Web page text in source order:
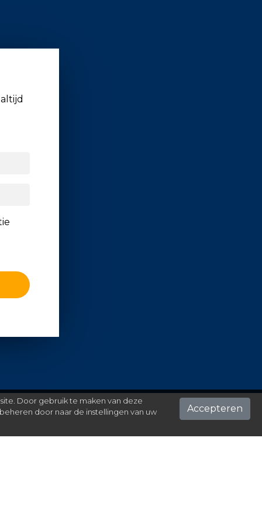
Door gebruik te maken van deze
door naar de instellingen van uw
Accepteren